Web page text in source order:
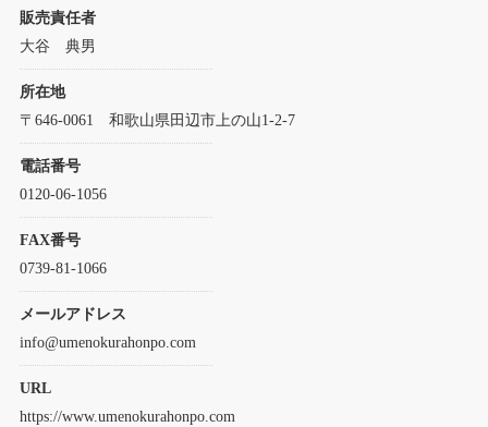
販売責任者
大谷 典男
所在地
〒646-0061 和歌山県田辺市上の山1-2-7
電話番号
0120-06-1056
FAX番号
0739-81-1066
メールアドレス
info@umenokurahonpo.com
URL
https://www.umenokurahonpo.com